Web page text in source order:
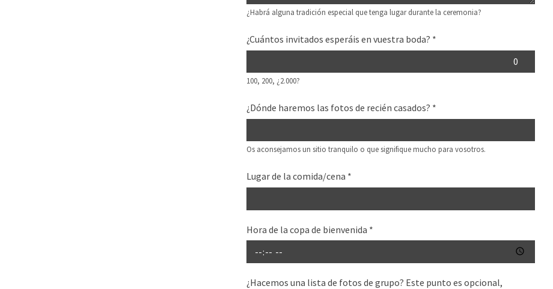
¿Habrá alguna tradición especial que tenga lugar durante la ceremonia?
¿Cuántos invitados esperáis en vuestra boda? *
100, 200, ¿2.000?
¿Dónde haremos las fotos de recién casados? *
Os aconsejamos un sitio tranquilo o que signifique mucho para vosotros.
Lugar de la comida/cena *
Hora de la copa de bienvenida *
¿Hacemos una lista de fotos de grupo? Este punto es opcional,